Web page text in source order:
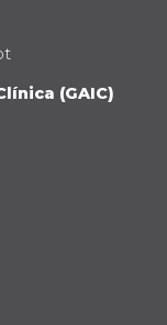
(GAIC)